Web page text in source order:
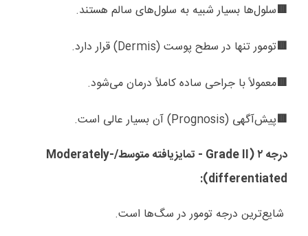
سلول‌ها بسیار شبیه به سلول‌های سالم هستند.
تومور تنها در سطح پوست (Dermis) قرار دارد.
معمولاً با جراحی ساده کاملاً درمان می‌شود.
پیش‌آگهی (Prognosis) آن بسیار عالی است.
درجه۲ ( Grade II
- تمایزیافته متوسط/Moderately-
differentiated
):
شایع‌ترین درجه تومور در سگ‌ها است.